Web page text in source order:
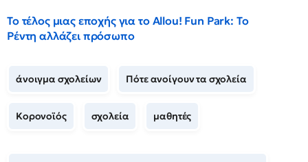
Το τέλος μιας εποχής για το Allou! Fun Park: Το
Ρέντη αλλάζει πρόσωπο
άνοιγμα σχολείων Πότε ανοίγουν τα σχολεία
Κορονοϊός σχολεία μαθητές